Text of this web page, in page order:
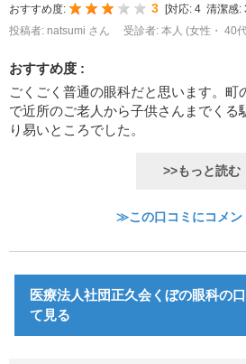
おすすめ度: 3 対応: 4 清潔感:
投稿者: natsumi さん
受診者: 本人 (女性・ 40
おすすめ度 :
ごくごく普通の眼科だと思います。町
で近所のご老人から子供さんまでくる
り易いところでした。
>>もっと読む
≫この口コミにコメン
医療法人社団正久会くぼの眼科の
て見る